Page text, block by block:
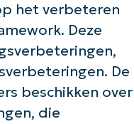
het verbeteren
Deze
De
beschikken over
die